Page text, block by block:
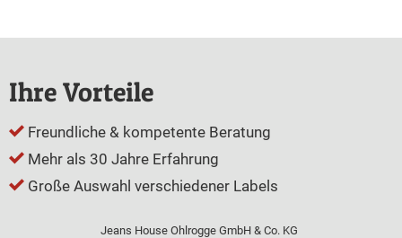
Ihre Vorteile
Freundliche & kompetente Beratung
Mehr als 30 Jahre Erfahrung
Große Auswahl verschiedener Labels
Jeans House Ohlrogge GmbH & Co. KG